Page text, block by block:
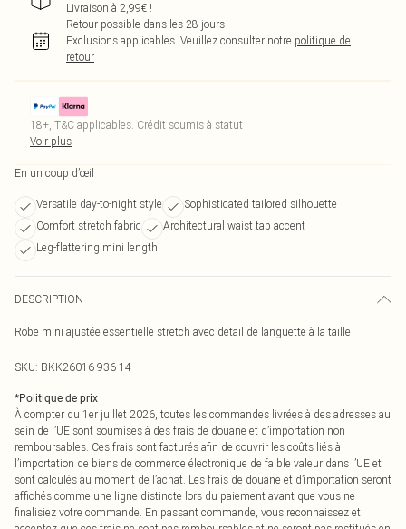
Livraison à 2,99€ !
Retour possible dans les 28 jours
Exclusions applicables. Veuillez consulter notre politique de
retour
18+, T&C applicables. Crédit soumis à statut
Voir plus
En un coup d’œil
Versatile day-to-night style
Sophisticated tailored silhouette
Comfort stretch fabric
Architectural waist tab accent
Leg-flattering mini length
DESCRIPTION
Robe mini ajustée essentielle stretch avec détail de languette à la taille
SKU: BKK26016-936-14
*Politique de prix
À compter du 1er juillet 2026, toutes les commandes livrées à des adresses au
sein de l’UE sont soumises à des frais de douane et d’importation non
remboursables. Ces frais sont facturés afin de couvrir les coûts liés à
l’importation de biens de commerce électronique de faible valeur dans l’UE et
sont calculés au moment de l’achat. Les frais de douane et d’importation seront
affichés comme une ligne distincte lors du paiement avant que vous ne
finalisiez votre commande. En passant commande, vous reconnaissez et